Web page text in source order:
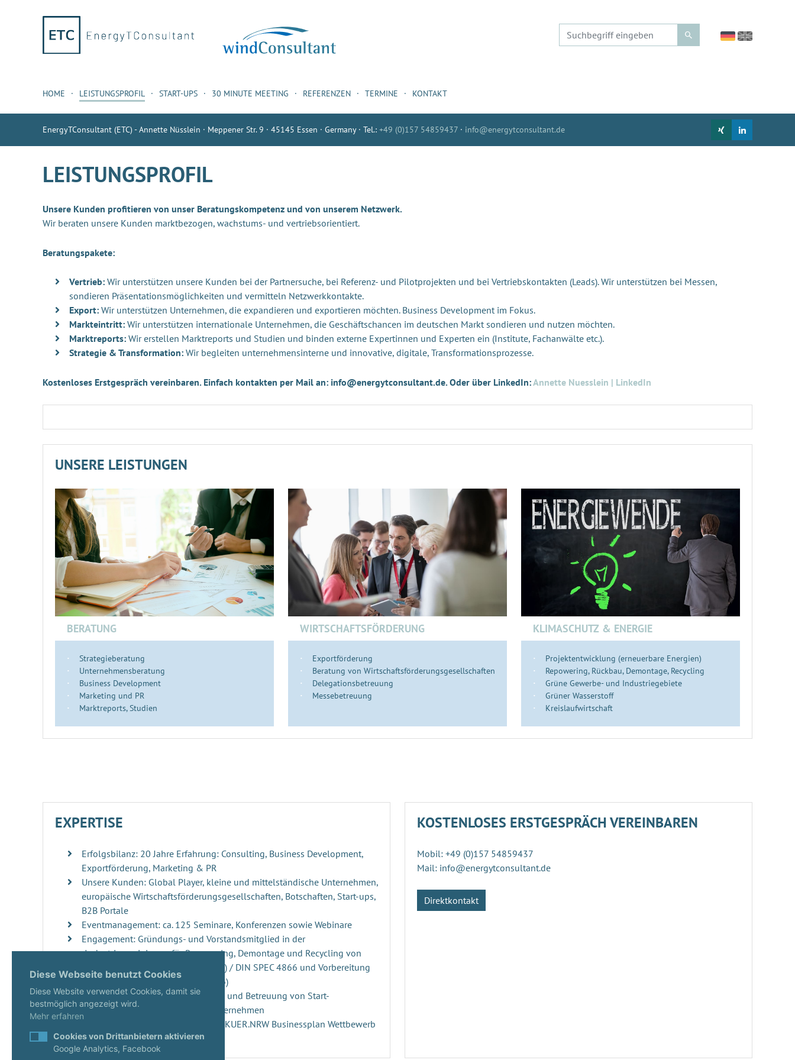
HOME LEISTUNGSPROFIL START-UPS 30 MINUTE MEETING REFERENZEN TERMINE KONTAKT
EnergyTConsultant (ETC) - Annette Nüsslein · Meppener Str. 9 · 45145 Essen · Germany · Tel.: +49 (0)157 54859437 · info@energytconsultant.de
LEISTUNGSPROFIL
Unsere Kunden profitieren von unser Beratungskompetenz und von unserem Netzwerk.
Wir beraten unsere Kunden marktbezogen, wachstums- und vertriebsorientiert.
Beratungspakete:
Vertrieb: Wir unterstützen unsere Kunden bei der Partnersuche, bei Referenz- und Pilotprojekten und bei Vertriebskontakten (Leads). Wir unterstützen bei Messen,
sondieren Präsentationsmöglichkeiten und vermitteln Netzwerkkontakte.
Export: Wir unterstützen Unternehmen, die expandieren und exportieren möchten. Business Development im Fokus.
Markteintritt: Wir unterstützen internationale Unternehmen, die Geschäftschancen im deutschen Markt sondieren und nutzen möchten.
Marktreports: Wir erstellen Marktreports und Studien und binden externe Expertinnen und Experten ein (Institute, Fachanwälte etc.).
Strategie & Transformation: Wir begleiten unternehmensinterne und innovative, digitale, Transformationsprozesse.
Kostenloses Erstgespräch vereinbaren. Einfach kontakten per Mail an: info@energytconsultant.de. Oder über LinkedIn:Annette Nuesslein | LinkedIn
UNSERE LEISTUNGEN
BERATUNG
Strategieberatung
Unternehmensberatung
Business Development
Marketing und PR
Marktreports, Studien
WIRTSCHAFTSFÖRDERUNG
Exportförderung
Beratung von Wirtschaftsförderungsgesellschaften
Delegationsbetreuung
Messebetreuung
KLIMASCHUTZ & ENERGIE
Projektentwicklung (erneuerbare Energien)
Repowering, Rückbau, Demontage, Recycling
Grüne Gewerbe- und Industriegebiete
Grüner Wasserstoff
Kreislaufwirtschaft
EXPERTISE
Erfolgsbilanz: 20 Jahre Erfahrung: Consulting, Business Development,
Exportförderung, Marketing & PR
Unsere Kunden: Global Player, kleine und mittelständische Unternehmen,
europäische Wirtschaftsförderungsgesellschaften, Botschaften, Start-ups,
B2B Portale
Eventmanagement: ca. 125 Seminare, Konferenzen sowie Webinare
Engagement: Gründungs- und Vorstandsmitglied in der
„Industrievereinigung für Repowering, Demontage und Recycling von
Windenergieanlagen“ (RDRWind e.V.) / DIN SPEC 4866 und Vorbereitung
der DIN Norm 4866 (erscheint 2026)
Innovationsmanagement: Beratung und Betreuung von Start-
ups, innovativen Projekten und Unternehmen
Start-ups: Gutachterin seit 2020 im KUER.NRW Businessplan Wettbewerb
KOSTENLOSES ERSTGESPRÄCH VEREINBAREN
Mobil: +49 (0)157 54859437
Mail: info@energytconsultant.de
Direktkontakt
Diese Webseite benutzt Cookies
Diese Website verwendet Cookies, damit sie
bestmöglich angezeigt wird.
Mehr erfahren
Cookies von Drittanbietern aktivieren
Google Analytics, Facebook